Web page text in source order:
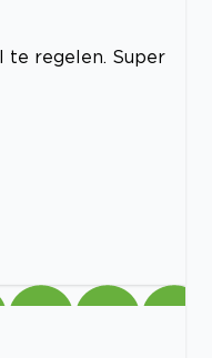
te regelen. Super